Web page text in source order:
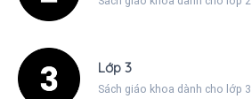
Lớp 3
Sách giáo khoa dành cho lớp 3